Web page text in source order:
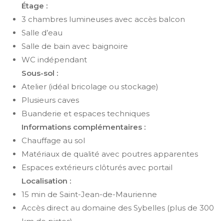
Étage :
3 chambres lumineuses avec accès balcon
Salle d’eau
Salle de bain avec baignoire
WC indépendant
Sous-sol :
Atelier (idéal bricolage ou stockage)
Plusieurs caves
Buanderie et espaces techniques
Informations complémentaires :
Chauffage au sol
Matériaux de qualité avec poutres apparentes
Espaces extérieurs clôturés avec portail
Localisation :
15 min de Saint-Jean-de-Maurienne
Accès direct au domaine des Sybelles (plus de 300